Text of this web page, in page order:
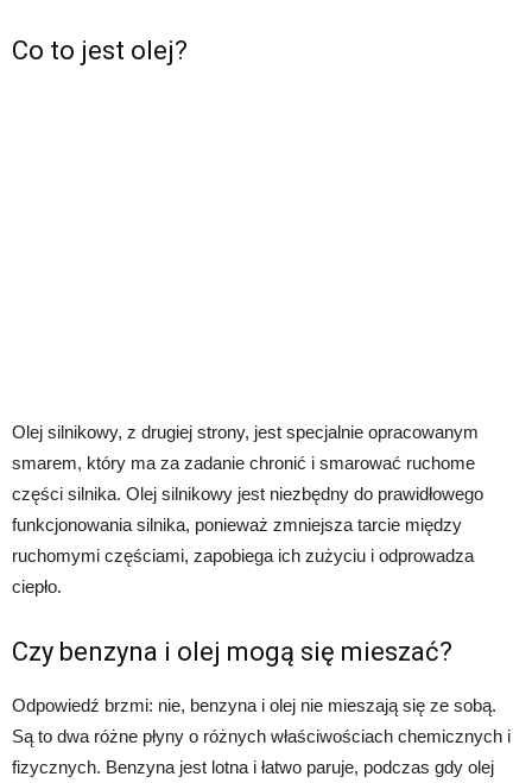
Co to jest olej?
Olej silnikowy, z drugiej strony, jest specjalnie opracowanym
smarem, który ma za zadanie chronić i smarować ruchome
części silnika. Olej silnikowy jest niezbędny do prawidłowego
funkcjonowania silnika, ponieważ zmniejsza tarcie między
ruchomymi częściami, zapobiega ich zużyciu i odprowadza
ciepło.
Czy benzyna i olej mogą się mieszać?
Odpowiedź brzmi: nie, benzyna i olej nie mieszają się ze sobą.
Są to dwa różne płyny o różnych właściwościach chemicznych i
fizycznych. Benzyna jest lotna i łatwo paruje, podczas gdy olej